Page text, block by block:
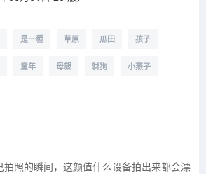
是一種 草原 瓜田 孩子
童年 母親 豺狗 小燕子
拍照的瞬间，这颜值什么设备拍出来都会漂